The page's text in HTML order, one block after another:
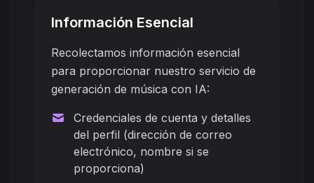
Información Esencial
Recolectamos información esencial
para proporcionar nuestro servicio de
generación de música con IA:
Credenciales de cuenta y detalles
del perfil (dirección de correo
electrónico, nombre si se
proporciona)